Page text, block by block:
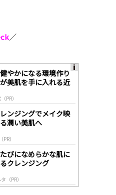
／
やかになる環境作り
美肌を手に入れる近
PR）
ンジングでメイク映
潤い美肌へ
PR）
びになめらかな肌に
クレンジング
（PR）